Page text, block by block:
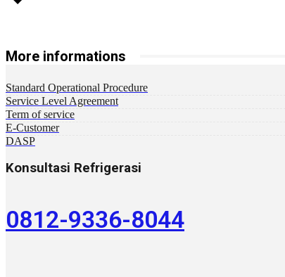
More informations
Standard Operational Procedure
Service Level Agreement
Term of service
E-Customer
DASP
Konsultasi Refrigerasi
0812-9336-8044